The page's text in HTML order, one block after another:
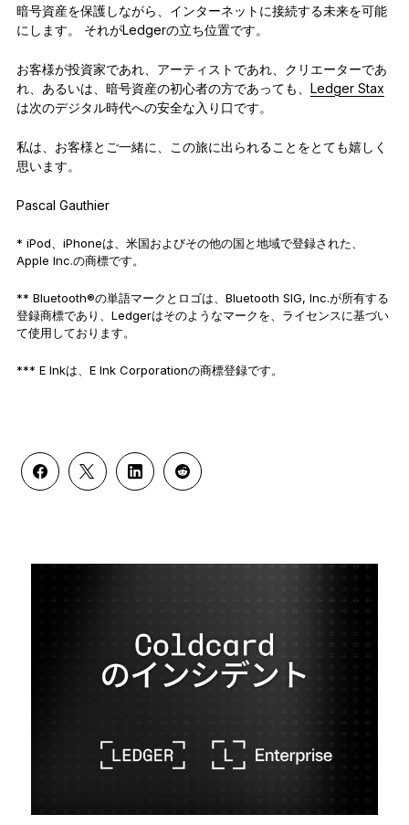
暗号資産を保護しながら、インターネットに接続する未来を可能
にします。 それがLedgerの立ち位置です。
お客様が投資家であれ、アーティストであれ、クリエーターであ
れ、あるいは、暗号資産の初心者の方であっても、 Ledger Stax
は次のデジタル時代への安全な入り口です。
私は、お客様とご一緒に、この旅に出られることをとても嬉しく
思います。
Pascal Gauthier
* iPod、iPhoneは、米国およびその他の国と地域で登録された、
Apple Inc.の商標です。
** Bluetooth®の単語マークとロゴは、Bluetooth SIG, Inc.が所有する
登録商標であり、Ledgerはそのようなマークを、ライセンスに基づい
て使用しております。
*** E Inkは、E Ink Corporationの商標登録です。